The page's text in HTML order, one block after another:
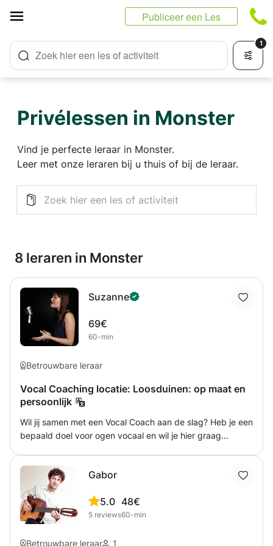
Publiceer een Les
Zoek hier een les of activiteit
1
Privélessen in Monster
Vind je perfecte leraar in Monster.
Leer met onze leraren bij u thuis of bij de leraar.
8 leraren in Monster
Suzanne
69€
60-min
Betrouwbare leraar
Vocal Coaching locatie: Loosduinen: op maat en
persoonlijk
Wil jij samen met een Vocal Coach aan de slag? Heb je een
bepaald doel voor ogen vocaal en wil je hier graag
Samen gaan we kijken waar je tegen aan loopt en gaan
we technisch en muzikaal aan de slag!
Gabor
5.0
5 reviews
48€
60-min
Betrouwbare leraar 1